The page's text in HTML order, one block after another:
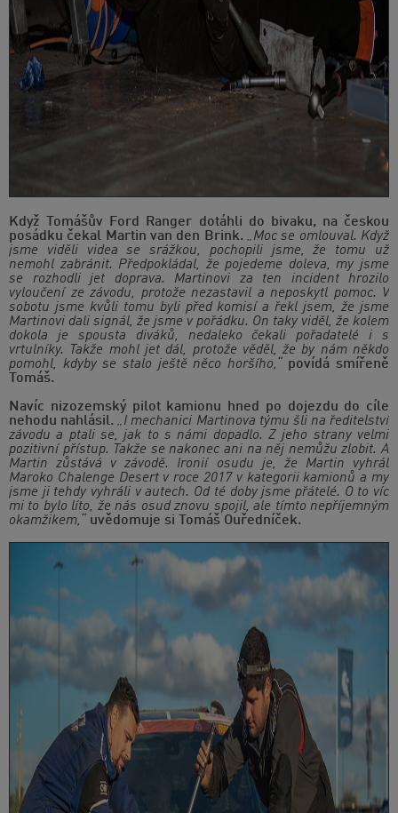
Když Tomášův Ford Ranger dotáhli do bivaku, na českou
posádku čekal Martin van den Brink. „Moc se omlouval. Když
jsme viděli videa se srážkou, pochopili jsme, že tomu už
nemohl zabránit. Předpokládal, že pojedeme doleva, my jsme
se rozhodli jet doprava. Martinovi za ten incident hrozilo
vyloučení ze závodu, protože nezastavil a neposkytl pomoc. V
sobotu jsme kvůli tomu byli před komisí a řekl jsem, že jsme
Martinovi dali signál, že jsme v pořádku. On taky viděl, že kolem
dokola je spousta diváků, nedaleko čekali pořadatelé i s
vrtulníky. Takže mohl jet dál, protože věděl, že by nám někdo
pomohl, kdyby se stalo ještě něco horšího,“
povídá smířeně
Tomáš.
Navíc nizozemský pilot kamionu hned po dojezdu do cíle
nehodu nahlásil.„I mechanici Martinova týmu šli na ředitelství
závodu a ptali se, jak to s námi dopadlo. Z jeho strany velmi
pozitivní přístup. Takže se nakonec ani na něj nemůžu zlobit. A
Martin zůstává v závodě. Ironií osudu je, že Martin vyhrál
Maroko Chalenge Desert v roce 2017 v kategorii kamionů a my
jsme ji tehdy vyhráli v autech. Od té doby jsme přátelé. O to víc
mi to bylo líto, že nás osud znovu spojil, ale tímto nepříjemným
okamžikem,“ uvědomuje si Tomáš Ouředníček.